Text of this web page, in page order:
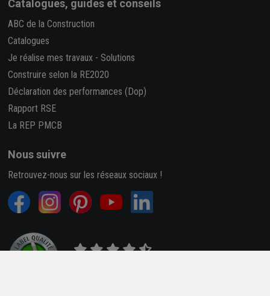
Catalogues, guides et conseils
ABC de la Construction
Catalogues
Je réalise mes travaux - Solutions
Construire selon la RE2020
Déclaration des performances (Dop)
Rapport RSE
La REP PMCB
Nous suivre
Retrouvez-nous sur les réseaux sociaux !